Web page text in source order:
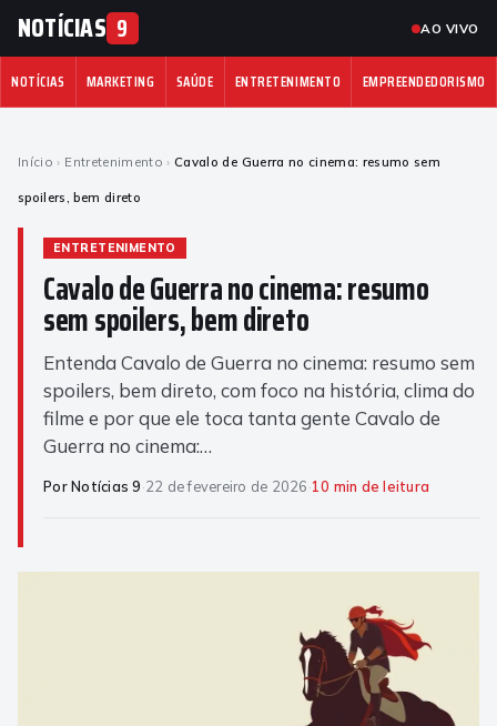
NOTÍCIAS 9 AO VIVO
NOTÍCIAS MARKETING SAÚDE ENTRETENIMENTO EMPREENDEDORISMO
Início › Entretenimento › Cavalo de Guerra no cinema: resumo sem
spoilers, bem direto
ENTRETENIMENTO
Cavalo de Guerra no cinema: resumo
sem spoilers, bem direto
Entenda Cavalo de Guerra no cinema: resumo sem
spoilers, bem direto, com foco na história, clima do
filme e por que ele toca tanta gente Cavalo de
Guerra no cinema:…
Por Notícias 9·22 de fevereiro de 2026·10 min de leitura